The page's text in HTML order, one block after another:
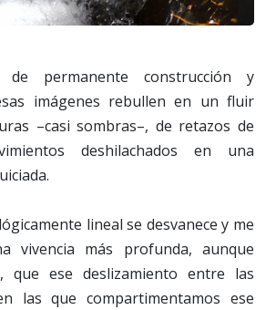
permanente construcción y
imágenes rebullen en un fluir
–casi sombras–, de retazos de
deshilachados en una
lineal se desvanece y me
vivencia más profunda, aunque
que ese deslizamiento entre las
las que compartimentamos ese